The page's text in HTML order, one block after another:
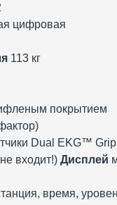
цифровая
113 кг
покрытием
Dual EKG™
входит!) Дисплей
время,